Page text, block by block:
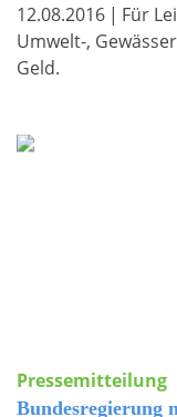
12.08.2016 | Für
Umwelt-,
Geld.
Pressemitteilung
Bundesregierung